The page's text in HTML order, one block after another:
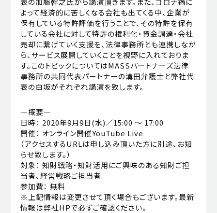
よって経済的に苦しくなる会社も出てくる中、企業が
保有している特許評価を行うことで、その特許を保有
している会社に対して特許の権利化・資金調達・会社
売却に繋げていく支援を、法律事務所とも連携しなが
ら、サービス展開していくことを視野に入れておりま
す。このトピックについてはMASSパートナーズ法律
事務所の共同代表パートナーの溝田弁護士と弊社代
表の白坂がそれぞれ講演を致します。
―概要―
日時： 2020年9月9日(水)／15:00 ～ 17:00
開催： オンライン開催YouTube Live
（アクセスするURLは申し込み頂いた方に別途、お知
らせ致します。）
対象： 知財戦略・知財活用にご興味のある知財ご担
当者、経営戦略ご担当者
参加費： 無料
※上記情報は変更させて頂く場合もございます。最新
情報は弊社HPで必ずご確認ください。